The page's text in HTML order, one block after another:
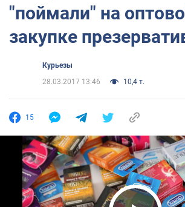
"поймали" на
закупке
Курьезы
28.03.2017 13:46
10,4 т.
15